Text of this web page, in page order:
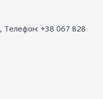
, Телефон: +38 067 828